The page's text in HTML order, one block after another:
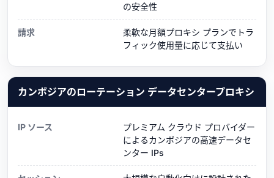
の安全性
請求
柔軟な月額プロキシ プランでトラ
フィック使用量に応じて支払い
カンボジアのローテーション データセンタープロキシ
IP ソース
プレミアム クラウド プロバイダー
によるカンボジアの高速データセ
ンター IPs